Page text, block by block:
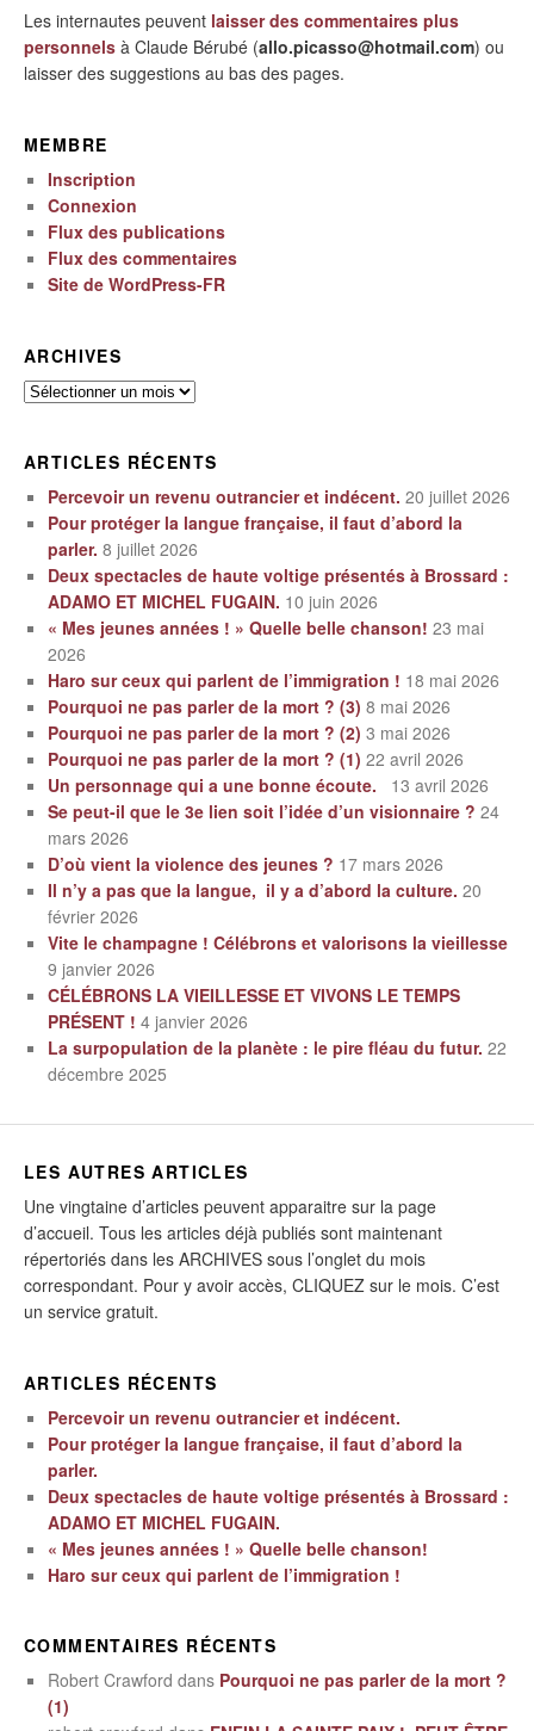
Les internautes peuvent laisser des commentaires plus
personnels à Claude Bérubé (allo.picasso@hotmail.com) ou
laisser des suggestions au bas des pages.
MEMBRE
Inscription
Connexion
Flux des publications
Flux des commentaires
Site de WordPress-FR
ARCHIVES
Archives
ARTICLES RÉCENTS
Percevoir un revenu outrancier et indécent. 20 juillet 2026
Pour protéger la langue française, il faut d’abord la
parler. 8 juillet 2026
Deux spectacles de haute voltige présentés à Brossard :
ADAMO ET MICHEL FUGAIN. 10 juin 2026
« Mes jeunes années ! » Quelle belle chanson! 23 mai
2026
Haro sur ceux qui parlent de l’immigration ! 18 mai 2026
Pourquoi ne pas parler de la mort ? (3) 8 mai 2026
Pourquoi ne pas parler de la mort ? (2) 3 mai 2026
Pourquoi ne pas parler de la mort ? (1) 22 avril 2026
Un personnage qui a une bonne écoute.
13 avril 2026
Se peut-il que le 3e lien soit l’idée d’un visionnaire ? 24
mars 2026
D’où vient la violence des jeunes ? 17 mars 2026
Il n’y a pas que la langue, il y a d’abord la culture. 20
février 2026
Vite le champagne ! Célébrons et valorisons la vieillesse
9 janvier 2026
CÉLÉBRONS LA VIEILLESSE ET VIVONS LE TEMPS
PRÉSENT ! 4 janvier 2026
La surpopulation de la planète : le pire fléau du futur. 22
décembre 2025
LES AUTRES ARTICLES
Une vingtaine d’articles peuvent apparaitre sur la page
d’accueil. Tous les articles déjà publiés sont maintenant
répertoriés dans les ARCHIVES sous l’onglet du mois
correspondant. Pour y avoir accès, CLIQUEZ sur le mois. C’est
un service gratuit.
ARTICLES RÉCENTS
Percevoir un revenu outrancier et indécent.
Pour protéger la langue française, il faut d’abord la
parler.
Deux spectacles de haute voltige présentés à Brossard :
ADAMO ET MICHEL FUGAIN.
« Mes jeunes années ! » Quelle belle chanson!
Haro sur ceux qui parlent de l’immigration !
COMMENTAIRES RÉCENTS
Robert Crawford dans Pourquoi ne pas parler de la mort ?
(1)